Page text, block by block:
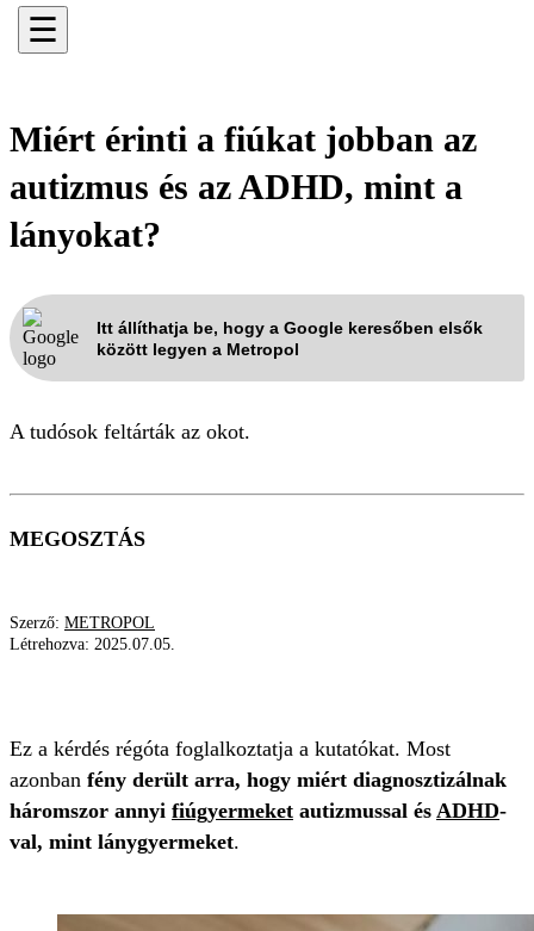
☰
Miért érinti a fiúkat jobban az
autizmus és az ADHD, mint a
lányokat?
Itt állíthatja be, hogy a Google keresőben elsők
között legyen a Metropol
A tudósok feltárták az okot.
MEGOSZTÁS
Szerző: METROPOL
Létrehozva: 2025.07.05.
Ez a kérdés régóta foglalkoztatja a kutatókat. Most
azonban fény derült arra, hogy miért diagnosztizálnak
háromszor annyi fiúgyermeket autizmussal és ADHD-
val, mint lánygyermeket.